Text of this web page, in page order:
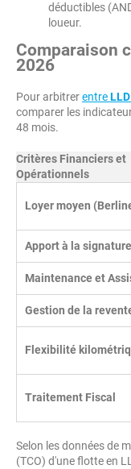
déductibles
loueur.
Comparaison
2026
Pour arbitrerentre
comparer les
48 mois.
Critères Financiers et
Opérationnels
Loyer moyen
Apport à la signature
Maintenance et
Gestion de la
Flexibilité
Traitement Fiscal
Selon les données de
(TCO) d'une flotte en